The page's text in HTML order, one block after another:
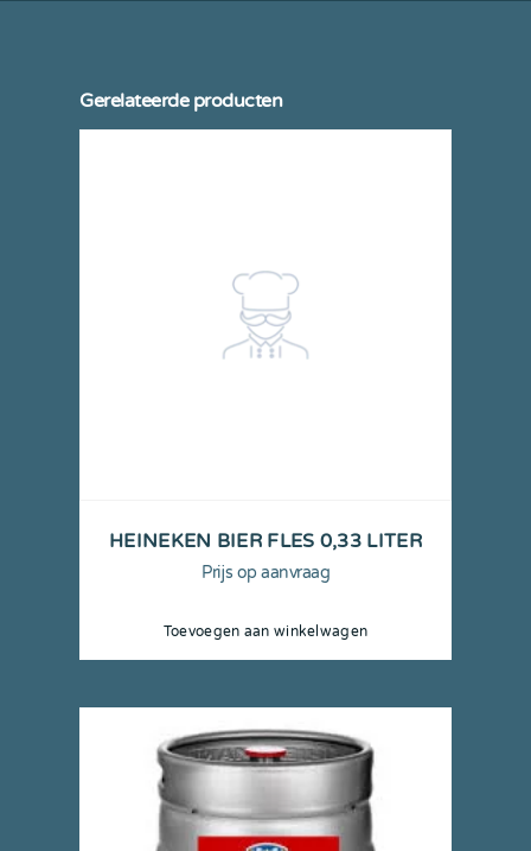
Gerelateerde producten
HEINEKEN BIER FLES 0,33 LITER
Prijs op aanvraag
Toevoegen aan winkelwagen